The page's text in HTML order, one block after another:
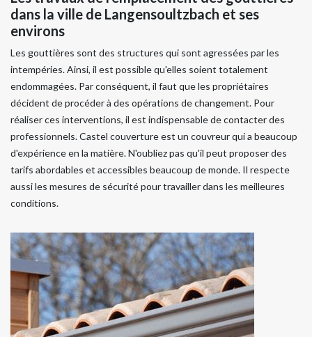
dans la ville de Langensoultzbach et ses
environs
Les gouttières sont des structures qui sont agressées par les
intempéries. Ainsi, il est possible qu'elles soient totalement
endommagées. Par conséquent, il faut que les propriétaires
décident de procéder à des opérations de changement. Pour
réaliser ces interventions, il est indispensable de contacter des
professionnels. Castel couverture est un couvreur qui a beaucoup
d'expérience en la matière. N'oubliez pas qu'il peut proposer des
tarifs abordables et accessibles beaucoup de monde. Il respecte
aussi les mesures de sécurité pour travailler dans les meilleures
conditions.